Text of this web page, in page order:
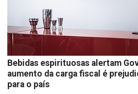
Bebidas espirituosas alertam
aumento da carga fiscal é
para o país